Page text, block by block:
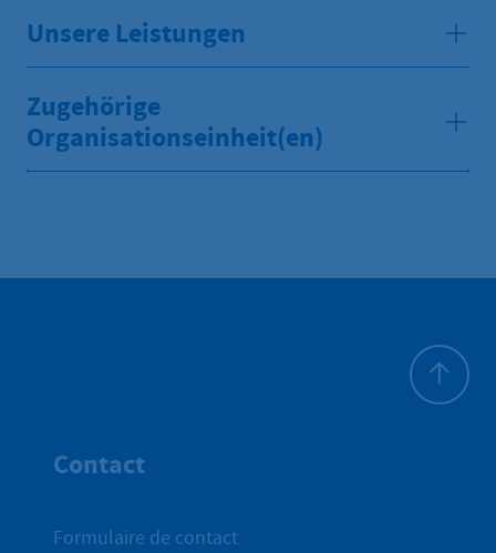
Unsere Leistungen
Zugehörige
Organisationseinheit(en)
Contact
Formulaire de contact